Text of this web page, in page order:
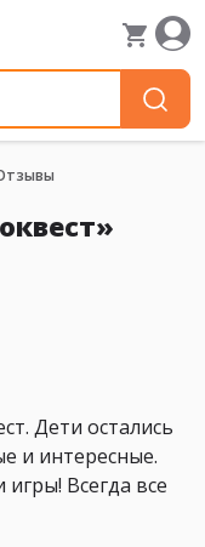
Дети остались
и интересные.
Всегда все